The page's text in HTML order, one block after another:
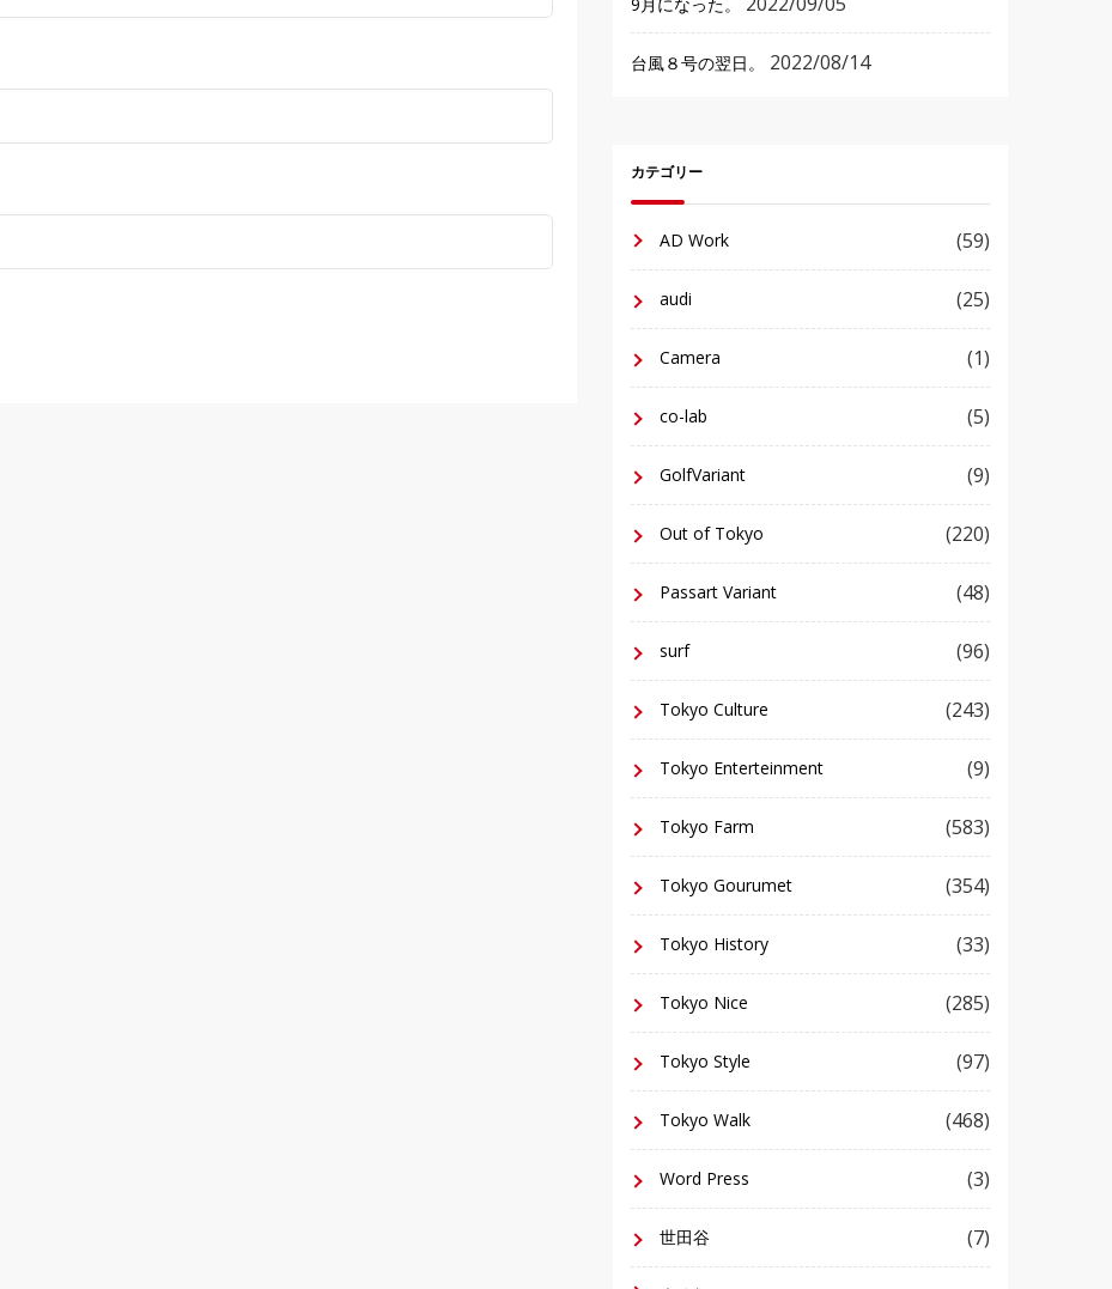
台風８号の翌日。 2022/08/14
カテゴリー
AD Work (59)
audi (25)
Camera (1)
co-lab (5)
GolfVariant (9)
Out of Tokyo (220)
Passart Variant (48)
surf (96)
Tokyo Culture (243)
Tokyo Enterteinment (9)
Tokyo Farm (583)
Tokyo Gourumet (354)
Tokyo History (33)
Tokyo Nice (285)
Tokyo Style (97)
Tokyo Walk (468)
Word Press (3)
世田谷 (7)